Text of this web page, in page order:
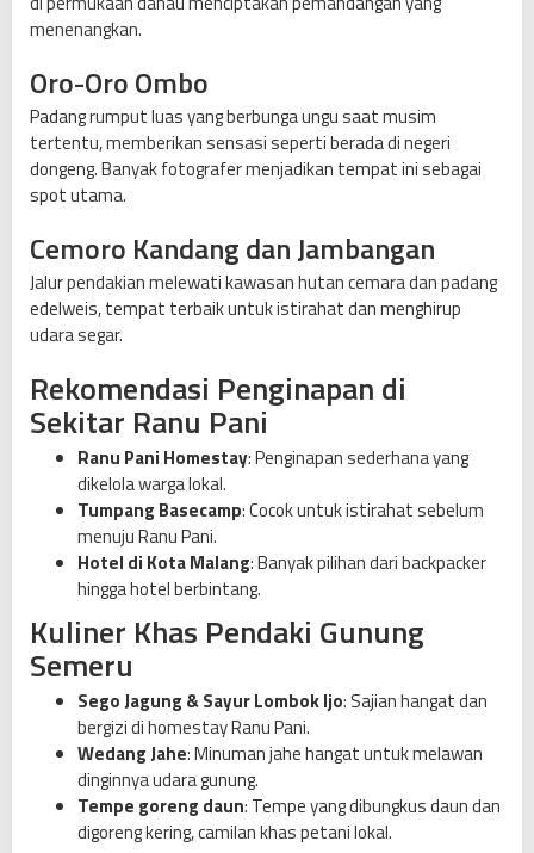
menenangkan.
Oro-Oro Ombo
Padang rumput luas yang berbunga ungu saat musim
tertentu, memberikan sensasi seperti berada di negeri
dongeng. Banyak fotografer menjadikan tempat ini sebagai
spot utama.
Cemoro Kandang dan Jambangan
Jalur pendakian melewati kawasan hutan cemara dan padang
edelweis, tempat terbaik untuk istirahat dan menghirup
udara segar.
Rekomendasi Penginapan di
Sekitar Ranu Pani
Ranu Pani Homestay: Penginapan sederhana yang
dikelola warga lokal.
Tumpang Basecamp: Cocok untuk istirahat sebelum
menuju Ranu Pani.
Hotel di Kota Malang: Banyak pilihan dari backpacker
hingga hotel berbintang.
Kuliner Khas Pendaki Gunung
Semeru
Sego Jagung & Sayur Lombok Ijo: Sajian hangat dan
bergizi di homestay Ranu Pani.
Wedang Jahe: Minuman jahe hangat untuk melawan
dinginnya udara gunung.
Tempe goreng daun: Tempe yang dibungkus daun dan
digoreng kering, camilan khas petani lokal.